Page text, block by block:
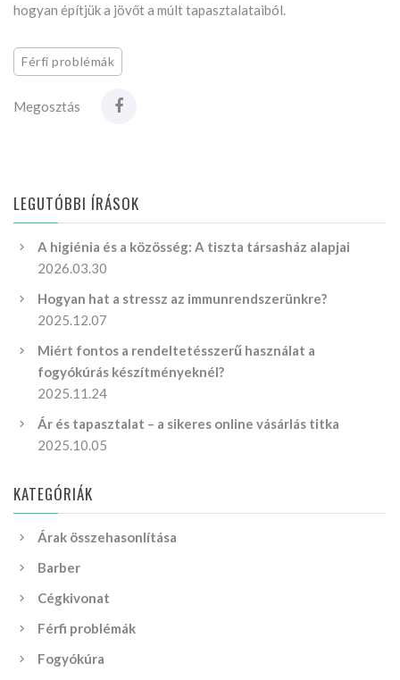
hogyan építjük a jövőt a múlt tapasztalataiból.
Férfi problémák
Megosztás
LEGUTÓBBI ÍRÁSOK
A higiénia és a közösség: A tiszta társasház alapjai
2026.03.30
Hogyan hat a stressz az immunrendszerünkre?
2025.12.07
Miért fontos a rendeltetésszerű használat a
fogyókúrás készítményeknél?
2025.11.24
Ár és tapasztalat – a sikeres online vásárlás titka
2025.10.05
KATEGÓRIÁK
Árak összehasonlítása
Barber
Cégkivonat
Férfi problémák
Fogyókúra